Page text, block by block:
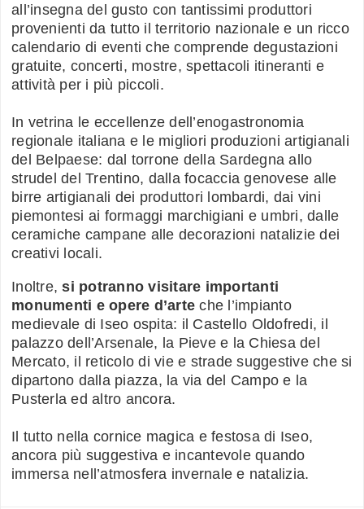
all’insegna del gusto con tantissimi produttori
provenienti da tutto il territorio nazionale e un ricco
calendario di eventi che comprende degustazioni
gratuite, concerti, mostre, spettacoli itineranti e
attività per i più piccoli.
In vetrina le eccellenze dell’enogastronomia
regionale italiana e le migliori produzioni artigianali
del Belpaese: dal torrone della Sardegna allo
strudel del Trentino, dalla focaccia genovese alle
birre artigianali dei produttori lombardi, dai vini
piemontesi ai formaggi marchigiani e umbri, dalle
ceramiche campane alle decorazioni natalizie dei
creativi locali.
Inoltre,si potranno visitare importanti
monumenti e opere d’arte che l’impianto
medievale di Iseo ospita: il Castello Oldofredi, il
palazzo dell’Arsenale, la Pieve e la Chiesa del
Mercato, il reticolo di vie e strade suggestive che si
dipartono dalla piazza, la via del Campo e la
Pusterla ed altro ancora.
Il tutto nella cornice magica e festosa di Iseo,
ancora più suggestiva e incantevole quando
immersa nell’atmosfera invernale e natalizia.